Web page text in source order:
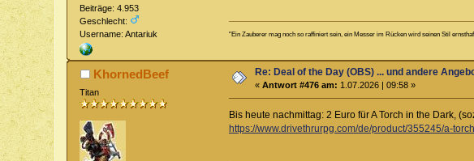
Beiträge: 4.953
Geschlecht:
Username: Antariuk
"Ein Zauberer mag noch so raffiniert sein, ein Messer im Rücken wird seinen Stil
KhornedBeef
Titan
Re: Deal of the Day (OBS) ... und andere
«Antwort #476 am: 1.07.2026 | 09:58 »
Bis heute nachmittag: 2 Euro für A Torch in the Dark,
https://www.drivethrurpg.com/de/product/355245/a-